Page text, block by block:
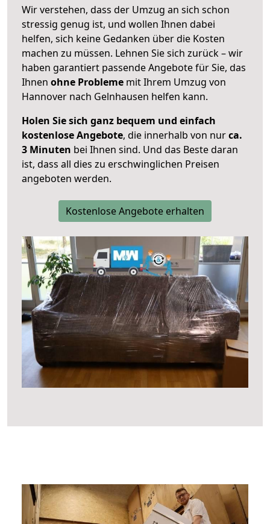
Wir verstehen, dass der Umzug an sich schon
stressig genug ist, und wollen Ihnen dabei
helfen, sich keine Gedanken über die Kosten
machen zu müssen. Lehnen Sie sich zurück – wir
haben garantiert passende Angebote für Sie, das
Ihnen ohne Probleme mit Ihrem Umzug von
Hannover nach Gelnhausen helfen kann.
Holen Sie sich ganz bequem und einfach
kostenlose Angebote, die innerhalb von nurca.
3 Minuten bei Ihnen sind. Und das Beste daran
ist, dass all dies zu erschwinglichen Preisen
angeboten werden.
Kostenlose Angebote erhalten